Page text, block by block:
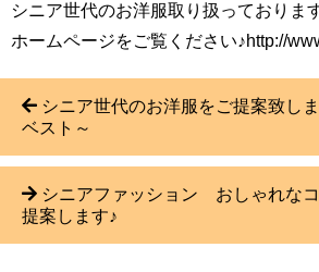
シニア世代のお洋服取り扱っておりま
ホームページをご覧ください♪http://
シニア世代のお洋服をご提案致し
ベスト～
シニアファッション おしゃれな
提案します♪